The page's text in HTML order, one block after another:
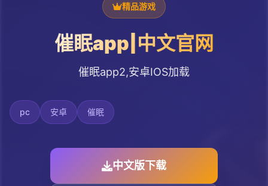
精品游戏
催眠app|中文官网
催眠app2,安卓IOS加载
pc 安卓 催眠
中文版下载